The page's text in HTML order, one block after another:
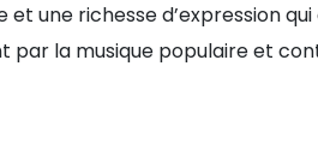
une richesse d’expression
par la musique populaire et